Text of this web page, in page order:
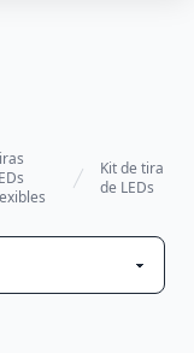
Kit de tira
de LEDs